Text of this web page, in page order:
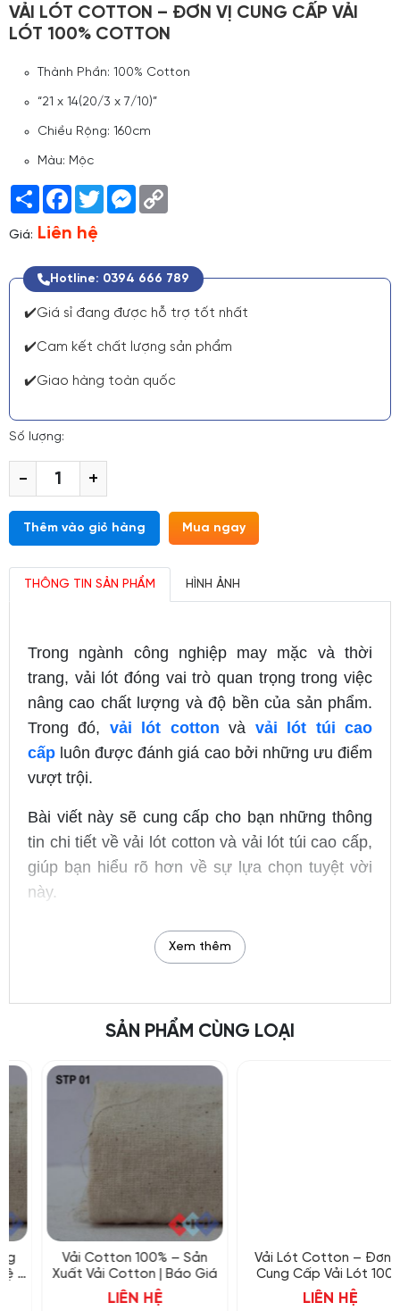
VẢI LÓT COTTON – ĐƠN VỊ CUNG CẤP VẢI
LÓT 100% COTTON
Thành Phần: 100% Cotton
“21 x 14(20/3 x 7/10)”
Chiều Rộng: 160cm
Màu: Mộc
Share Facebook
TwitterMessenger
Giá: Liên hệ
Hotline: 0394 666 789
✔️Giá sỉ đang được hỗ trợ tốt nhất
✔️Cam kết chất lượng sản phẩm
✔️Giao hàng toàn quốc
Số lượng:
- +
Thêm vào giỏ hàng Mua ngay
THÔNG TIN SẢN PHẨM HÌNH ẢNH
Trong ngành công nghiệp may mặc và thời
trang, vải lót đóng vai trò quan trọng trong việc
nâng cao chất lượng và độ bền của sản phẩm.
Trong đó, vải lót cotton và vải lót túi cao
cấp luôn được đánh giá cao bởi những ưu điểm
vượt trội.
Bài viết này sẽ cung cấp cho bạn những thông
tin chi tiết về vải lót cotton và vải lót túi cao cấp,
giúp bạn hiểu rõ hơn về sự lựa chọn tuyệt vời
này.
Vải Lót Cotton: Đặc Điểm Và Ưu Điểm
được làm từ sợi bông tự nhiên,
Thoáng Khí Tốt: Vải cotton có khả năng
phẩm không bị hầm bí, mang lại cảm giác
dễ chịu cho người sử dụng.
Mềm Mại và Êm Ái
phẩm tiếp xúc trực tiếp với da như áo sơ
mi, váy đầm, và đồ lót.
Bền và Dễ Bảo Quản
: Vải lót cotton có độ
bền cao, dễ giặt và bảo quản, không bị biến
dạng sau nhiều lần giặt.
Xem thêm
SẢN PHẨM CÙNG LOẠI
Vải Cotton 100% – Sản
Xuất Vải Cotton | Báo Giá
LIÊN HỆ
Vải Lót Cotton – Đơn Vị
Cung Cấp Vải Lót 100%
Cotton
LIÊN HỆ